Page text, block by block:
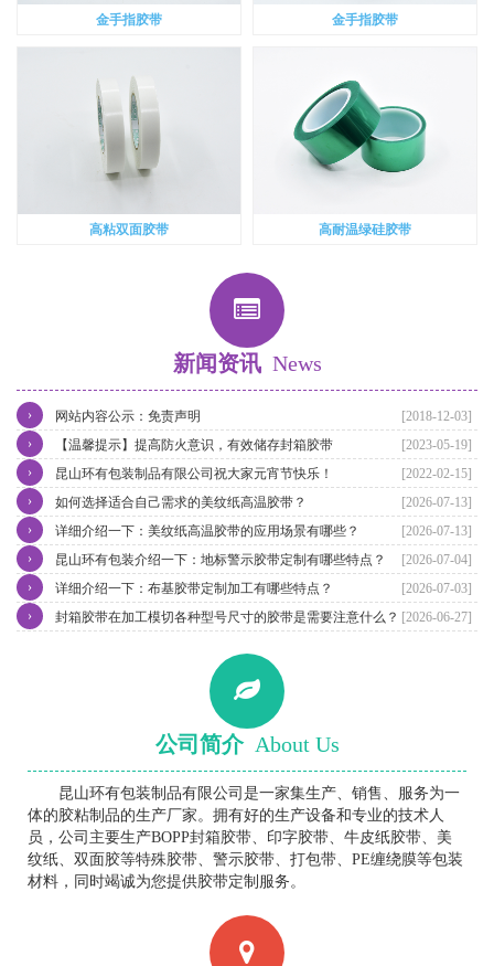
金手指胶带 金手指胶带
高粘双面胶带 高耐温绿硅胶带
新闻资讯 News
[2018-12-03]
网站内容公示：免责声明
›
[2023-05-19]
【温馨提示】提高防火意识，有效储存封箱胶带
›
[2022-02-15]
昆山环有包装制品有限公司祝大家元宵节快乐！
›
[2026-07-13]
如何选择适合自己需求的美纹纸高温胶带？
›
[2026-07-13]
详细介绍一下：美纹纸高温胶带的应用场景有哪些？
›
[2026-07-04]
昆山环有包装介绍一下：地标警示胶带定制有哪些特点？
›
[2026-07-03]
详细介绍一下：布基胶带定制加工有哪些特点？
›
[2026-06-27]
封箱胶带在加工模切各种型号尺寸的胶带是需要注意什么？
›
公司简介 About Us
昆山环有包装制品有限公司是一家集生产、销售、服务为一
体的胶粘制品的生产厂家。拥有好的生产设备和专业的技术人
员，公司主要生产BOPP封箱胶带、印字胶带、牛皮纸胶带、美
纹纸、双面胶等特殊胶带、警示胶带、打包带、PE缠绕膜等包装
材料，同时竭诚为您提供胶带定制服务。